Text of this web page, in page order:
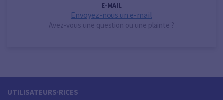
E-MAIL
Envoyez-nous un e-mail
Avez-vous une question ou une plainte ?
UTILISATEURS·RICES